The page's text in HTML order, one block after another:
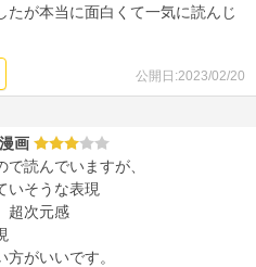
たが本当に面白くて一気に読んじ
公開日:2023/02/20
画
読んでいますが、
いそうな表現
超次元感
がいいです。